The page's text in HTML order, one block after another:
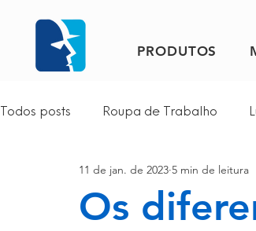
PRODUTOS
Todos posts Roupa de Trabalho
Indústria Alimentar
Os
11 de jan. de 2023 5 min de leitura